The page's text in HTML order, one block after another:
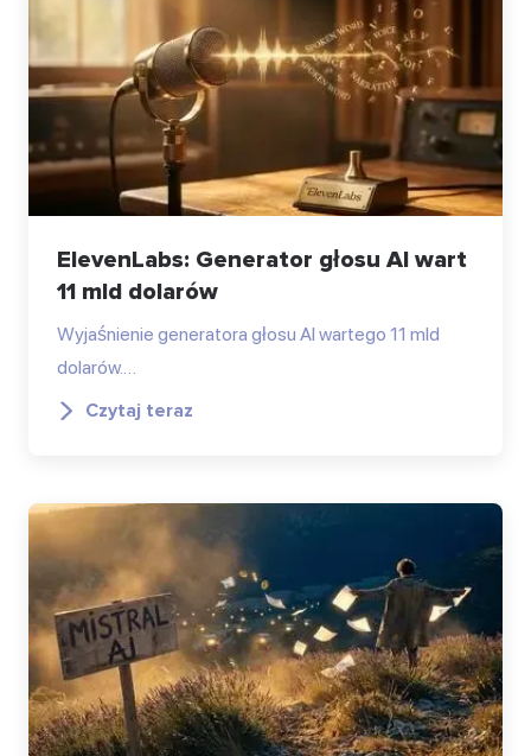
ElevenLabs: Generator głosu AI wart
11 mld dolarów
Wyjaśnienie generatora głosu AI wartego 11 mld
dolarów.…
Czytaj teraz